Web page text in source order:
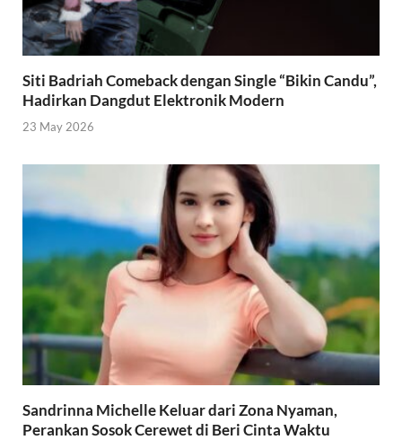
Siti Badriah Comeback dengan Single “Bikin Candu”,
Hadirkan Dangdut Elektronik Modern
23 May 2026
Sandrinna Michelle Keluar dari Zona Nyaman,
Perankan Sosok Cerewet di Beri Cinta Waktu